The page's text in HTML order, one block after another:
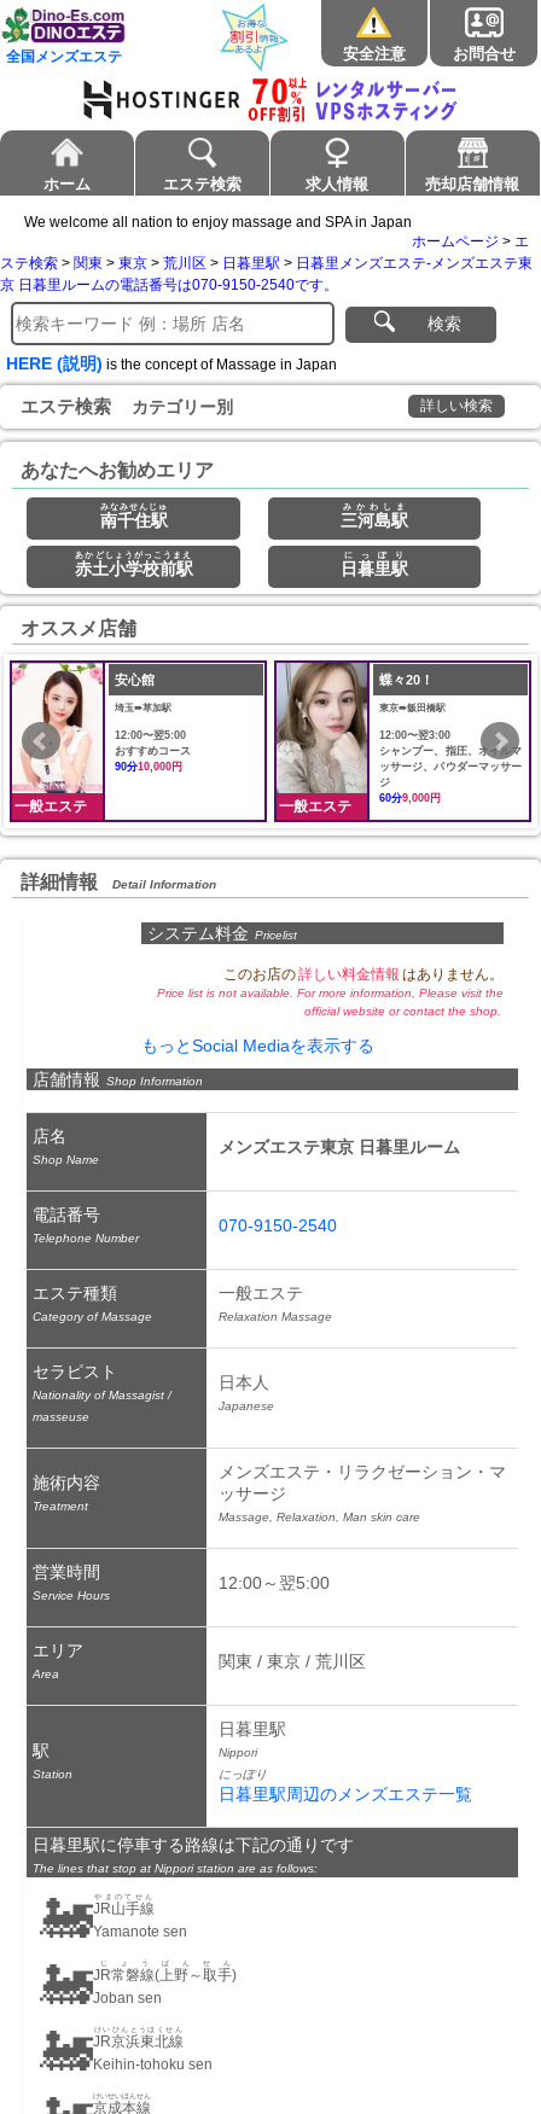
全国メンズエステ 安全注意 お問合せ
ホーム エステ検索 求人情報 売却店舗情報
We welcome all nation to enjoy massage and SPA in Japan
ホームページ > エ
ステ検索 > 関東 > 東京 > 荒川区 > 日暮里駅 > 日暮里メンズエステ-メンズエステ東
京 日暮里ルームの電話番号は070-9150-2540です。
検索
HERE (説明) is the concept of Massage in Japan
エステ検索 カテゴリー別 詳しい検索
あなたへお勧めエリア
南千住駅
みなみせんじゅ
三河島駅
みかわしま
赤土小学校前駅
あかどしょうがっこうまえ
日暮里駅
にっぽり
オススメ店舗
一般エステ
安心館
埼玉➠草加駅
12:00〜翌5:00
おすすめコース
90分10,000円
一般エステ
蝶々20！
東京➠飯田橋駅
12:00〜翌3:00
シャンプー、指圧、オイルマ
ッサージ、パウダーマッサー
ジ
60分9,000円
詳細情報 Detail Information
システム料金 Pricelist
このお店の詳しい料金情報 はありません。
Price list is not available. For more information, Please visit the
official website or contact the shop.
もっとSocial Mediaを表示する
店舗情報 Shop Information
店名
Shop Name
メンズエステ東京 日暮里ルーム
電話番号
Telephone Number
070-9150-2540
エステ種類
Category of Massage
一般エステ
Relaxation Massage
セラピスト
Nationality of Massagist /
masseuse
日本人
Japanese
施術内容
Treatment
メンズエステ・リラクゼーション・マ
ッサージ
Massage, Relaxation, Man skin care
営業時間
Service Hours
12:00～翌5:00
エリア
Area
関東 / 東京 / 荒川区
駅
Station
日暮里駅
Nippori
にっぽり
日暮里駅周辺のメンズエステ一覧
日暮里駅に停車する路線は下記の通りです
The lines that stop at Nippori station are as follows:
🚂JR山手線
やまのてせん
Yamanote sen
🚂JR常磐線(上野～取手)
じょうばんせん
Joban sen
🚂JR京浜東北線
けいひんとうほくせん
Keihin-tohoku sen
京成本線
けいせいほんせん